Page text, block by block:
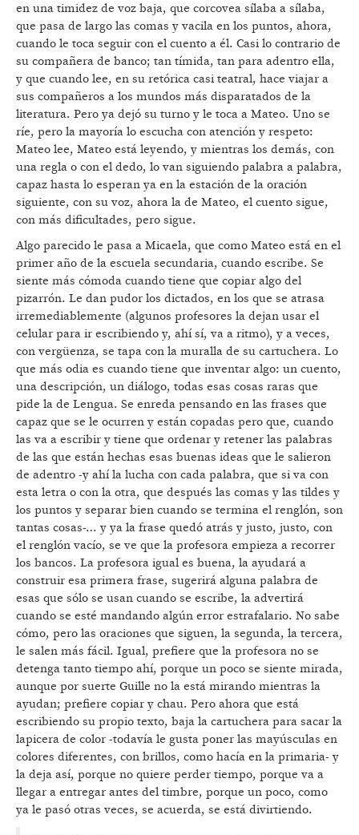
en una timidez de voz baja, que corcovea sílaba a sílaba,
que pasa de largo las comas y vacila en los puntos, ahora,
cuando le toca seguir con el cuento a él. Casi lo contrario de
su compañera de banco; tan tímida, tan para adentro ella,
y que cuando lee, en su retórica casi teatral, hace viajar a
sus compañeros a los mundos más disparatados de la
literatura. Pero ya dejó su turno y le toca a Mateo. Uno se
ríe, pero la mayoría lo escucha con atención y respeto:
Mateo lee, Mateo está leyendo, y mientras los demás, con
una regla o con el dedo, lo van siguiendo palabra a palabra,
capaz hasta lo esperan ya en la estación de la oración
siguiente, con su voz, ahora la de Mateo, el cuento sigue,
con más dificultades, pero sigue.
Algo parecido le pasa a Micaela, que como Mateo está en el
primer año de la escuela secundaria, cuando escribe. Se
siente más cómoda cuando tiene que copiar algo del
pizarrón. Le dan pudor los dictados, en los que se atrasa
irremediablemente (algunos profesores la dejan usar el
celular para ir escribiendo y, ahí sí, va a ritmo), y a veces,
con vergüenza, se tapa con la muralla de su cartuchera. Lo
que más odia es cuando tiene que inventar algo: un cuento,
una descripción, un diálogo, todas esas cosas raras que
pide la de Lengua. Se enreda pensando en las frases que
capaz que se le ocurren y están copadas pero que, cuando
las va a escribir y tiene que ordenar y retener las palabras
de las que están hechas esas buenas ideas que le salieron
de adentro -y ahí la lucha con cada palabra, que si va con
esta letra o con la otra, que después las comas y las tildes y
los puntos y separar bien cuando se termina el renglón, son
tantas cosas-… y ya la frase quedó atrás y justo, justo, con
el renglón vacío, se ve que la profesora empieza a recorrer
los bancos. La profesora igual es buena, la ayudará a
construir esa primera frase, sugerirá alguna palabra de
esas que sólo se usan cuando se escribe, la advertirá
cuando se esté mandando algún error estrafalario. No sabe
cómo, pero las oraciones que siguen, la segunda, la tercera,
le salen más fácil. Igual, prefiere que la profesora no se
detenga tanto tiempo ahí, porque un poco se siente mirada,
aunque por suerte Guille no la está mirando mientras la
ayudan; prefiere copiar y chau. Pero ahora que está
escribiendo su propio texto, baja la cartuchera para sacar la
lapicera de color -todavía le gusta poner las mayúsculas en
colores diferentes, con brillos, como hacía en la primaria- y
la deja así, porque no quiere perder tiempo, porque va a
llegar a entregar antes del timbre, porque un poco, como
ya le pasó otras veces, se acuerda, se está divirtiendo.